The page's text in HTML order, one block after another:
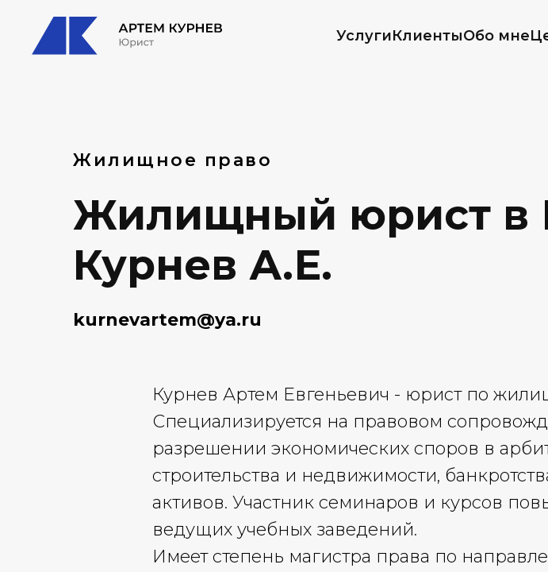
УслугиКлиентыОбо мне
Жилищное право
Жилищный юрист в
Курнев А.Е.
kurnevartem@ya.ru
Курнев Артем Евгеньевич - юрист по
Специализируется на правовом
разрешении экономических споров в
строительства и недвижимости,
активов. Участник семинаров и курсов
ведущих учебных заведений.
Имеет степень магистра права по